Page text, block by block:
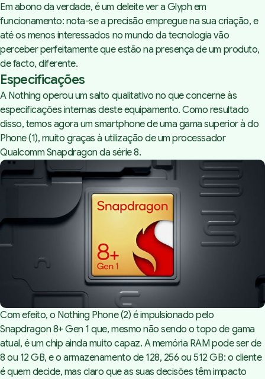
Em abono da verdade, é um deleite ver a Glyph em
funcionamento: nota-se a precisão empregue na sua criação, e
até os menos interessados no mundo da tecnologia vão
perceber perfeitamente que estão na presença de um produto,
de facto, diferente.
Especificações
A Nothing operou um salto qualitativo no que concerne às
especificações internas deste equipamento. Como resultado
disso, temos agora um smartphone de uma gama superior à do
Phone (1), muito graças à utilização de um processador
Qualcomm Snapdragon da série 8.
Com efeito, o Nothing Phone (2) é impulsionado pelo
Snapdragon 8+ Gen 1 que, mesmo não sendo o topo de gama
atual, é um chip ainda muito capaz. A memória RAM pode ser de
8 ou 12 GB, e o armazenamento de 128, 256 ou 512 GB: o cliente
é quem decide, mas claro que as suas decisões têm impacto